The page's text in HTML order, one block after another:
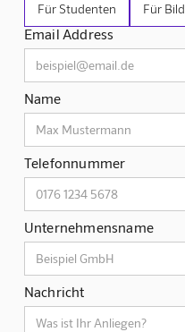
Für Studenten Für
Email Address
Name
Telefonnummer
Unternehmensname
Nachricht